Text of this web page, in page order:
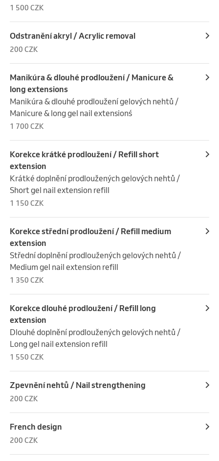
1 500 CZK
Odstranění akryl / Acrylic removal
200 CZK
Manikúra & dlouhé prodloužení / Manicure &
long extensions
Manikúra & dlouhé prodloužení gelových nehtů /
Manicure & long gel nail extensionś
1 700 CZK
Korekce krátké prodloužení / Refill short
extension
Krátké doplnění prodloužených gelových nehtů /
Short gel nail extension refill
1 150 CZK
Korekce střední prodloužení / Refill medium
extension
Střední doplnění prodloužených gelových nehtů /
Medium gel nail extension refill
1 350 CZK
Korekce dlouhé prodloužení / Refill long
extension
Dlouhé doplnění prodloužených gelových nehtů /
Long gel nail extension refill
1 550 CZK
Zpevnění nehtů / Nail strengthening
200 CZK
French design
200 CZK